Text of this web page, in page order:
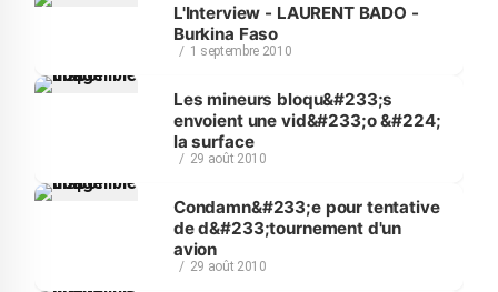
L'Interview - LAURENT BADO -
Burkina Faso
1 septembre 2010
Les mineurs bloqu&#233;s
envoient une vid&#233;o &#224;
la surface
29 août 2010
Condamn&#233;e pour tentative
de d&#233;tournement d'un
avion
29 août 2010